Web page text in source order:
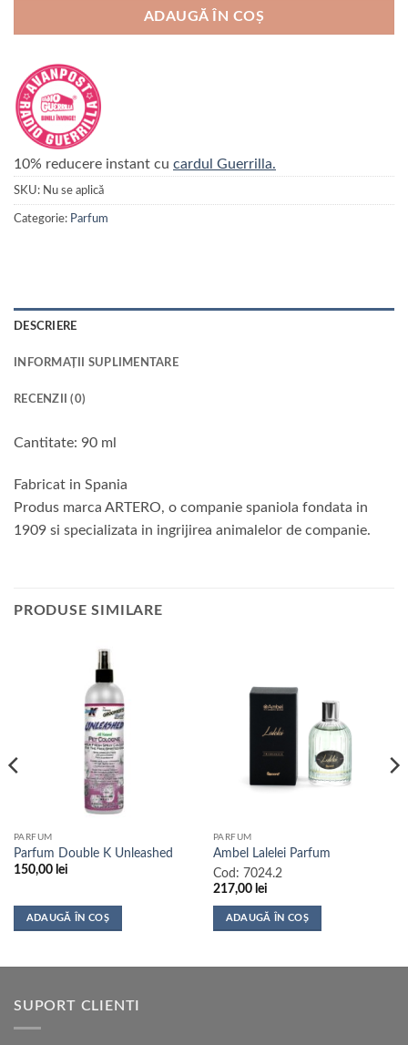
ADAUGĂ ÎN COȘ
10% reducere instant cu cardul Guerrilla.
SKU: Nu se aplică
Categorie: Parfum
DESCRIERE
INFORMAȚII SUPLIMENTARE
RECENZII (0)
Cantitate: 90 ml
Fabricat in Spania
Produs marca ARTERO, o companie spaniola fondata in
1909 si specializata in ingrijirea animalelor de companie.
PRODUSE SIMILARE
PARFUM
Parfum Double K Unleashed
150,00 lei
ADAUGĂ ÎN COȘ
PARFUM
Ambel Lalelei Parfum
Cod: 7024.2
217,00 lei
ADAUGĂ ÎN COȘ
SUPORT CLIENTI